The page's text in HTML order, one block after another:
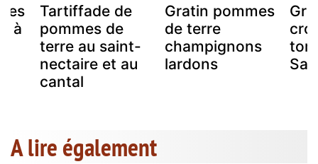
à
Tartiffade de
pommes de
terre au saint-
nectaire et au
cantal
Gratin pommes
de terre
champignons
lardons
A lire également